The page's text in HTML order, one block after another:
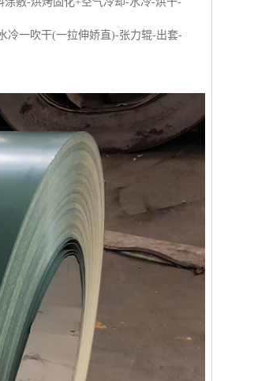
冷一吹干(一拉伸娇直)-张力辊-出套-